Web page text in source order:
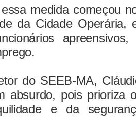
medida começou
da Cidade
do SEEB-MA,
absurdo, pois prioriza
e da